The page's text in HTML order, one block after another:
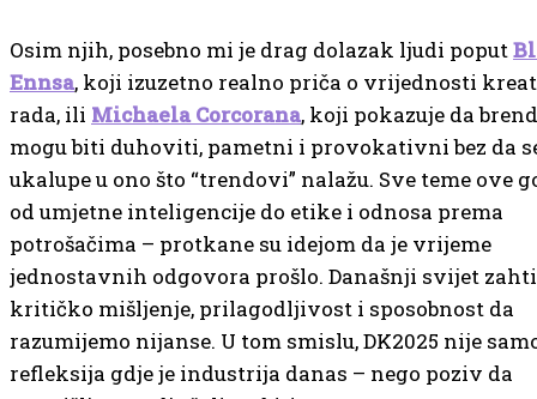
Osim njih, posebno mi je drag dolazak ljudi poput
Ennsa, koji izuzetno realno priča o vrijednosti
rada, ili Michaela Corcorana, koji pokazuje da
mogu biti duhoviti, pametni i provokativni bez da
ukalupe u ono što “trendovi” nalažu. Sve teme ove
od umjetne inteligencije do etike i odnosa prema
potrošačima – protkane su idejom da je vrijeme
jednostavnih odgovora prošlo. Današnji svijet
kritičko mišljenje, prilagodljivost i sposobnost da
razumijemo nijanse. U tom smislu, DK2025 nije
refleksija gdje je industrija danas – nego poziv da